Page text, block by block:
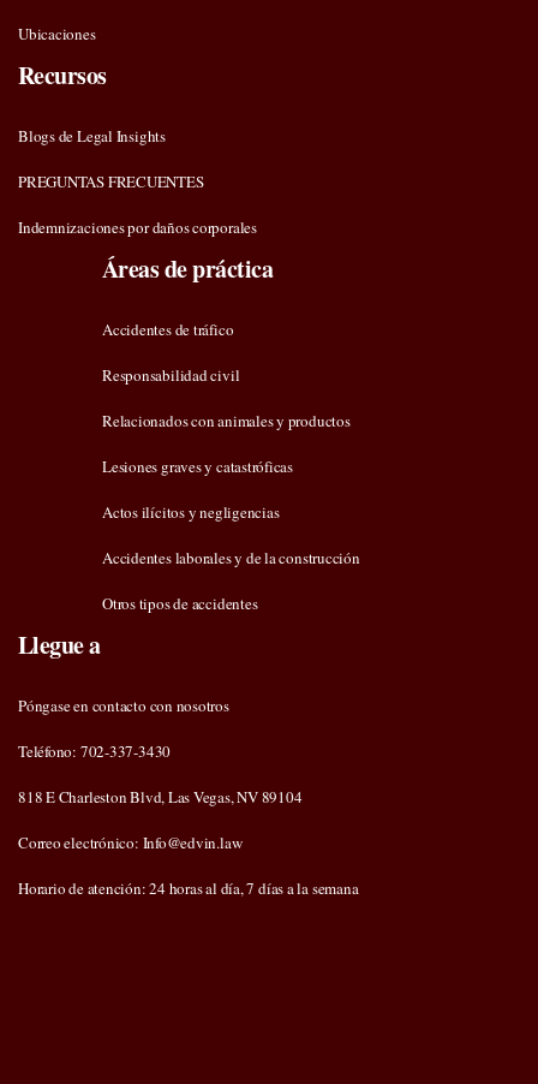
Ubicaciones
Recursos
Blogs de Legal Insights
PREGUNTAS FRECUENTES
Indemnizaciones por daños corporales
Áreas de práctica
Accidentes de tráfico
Responsabilidad civil
Relacionados con animales y productos
Lesiones graves y catastróficas
Actos ilícitos y negligencias
Accidentes laborales y de la construcción
Otros tipos de accidentes
Llegue a
Póngase en contacto con nosotros
Teléfono: 702-337-3430
818 E Charleston Blvd, Las Vegas, NV 89104
Correo electrónico: Info@edvin.law
Horario de atención: 24 horas al día, 7 días a la semana